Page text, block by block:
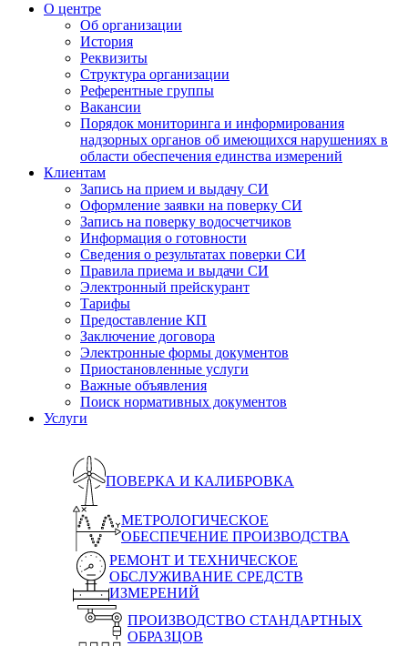
О центре
Об организации
История
Реквизиты
Структура организации
Референтные группы
Вакансии
Порядок мониторинга и информирования
надзорных органов об имеющихся нарушениях в
области обеспечения единства измерений
Клиентам
Запись на прием и выдачу СИ
Оформление заявки на поверку СИ
Запись на поверку водосчетчиков
Информация о готовности
Сведения о результатах поверки СИ
Правила приема и выдачи СИ
Электронный прейскурант
Тарифы
Предоставление КП
Заключение договора
Электронные формы документов
Приостановленные услуги
Важные объявления
Поиск нормативных документов
Услуги
ПОВЕРКА И КАЛИБРОВКА
МЕТРОЛОГИЧЕСКОЕ
ОБЕСПЕЧЕНИЕ ПРОИЗВОДСТВА
РЕМОНТ И ТЕХНИЧЕСКОЕ
ОБСЛУЖИВАНИЕ СРЕДСТВ
ИЗМЕРЕНИЙ
ПРОИЗВОДСТВО СТАНДАРТНЫХ
ОБРАЗЦОВ